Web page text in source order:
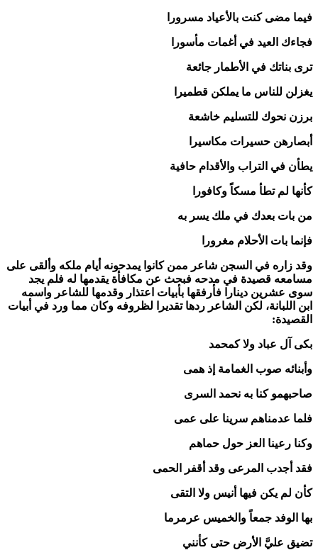
فيما مضى كنت بالأعياد مسرورا
فجاءك العيد في أغمات مأسورا
ترى بناتك في الأطمار جائعة
يغزلن للناس ما يملكن قطميرا
برزن نحوك للتسليم خاشعة
أبصارهن حسيرات مكاسيرا
يطأن في التراب والأقدام حافية
كأنها لم تطأ مسكاً وكافورا
من بات بعدك في ملك يسر به
فإنما بات الأحلام مغرورا
وقد زاره في السجن شاعر ممن كانوا يمدحونه أيام ملكه وألقى على
مسامعه قصيدة في مدحه فبحث عن مكافأة يقدمها له فلم يجد
سوى عشرين دينارا فأرفقها بأبيات اعتذار وقدمها للشاعر واسمه
ابن اللبانة، لكن الشاعر ردها تقديرا لظروفه وكان مما ورد في أبيات
القصيدة:
بكى آل عباد ولا كمحمد
وأبنائه صوب الغمامة إذ همى
صاحبهمو كنا به نحمد السرى
فلما عدمناهم سرينا على عمى
وكنا رعينا العز حول حماهم
فقد أجدب المرعى وقد أقفر الحمى
كأن لم يكن فيها أنيس ولا التقى
بها الوفد جمعاً والخميس عرمرما
تضيق عليَّ الأرض حتى كأنني